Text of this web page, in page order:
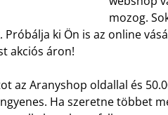
mozog.
ki Ön is az online
akciós áron!
az Aranyshop oldallal és
Ha szeretne többet